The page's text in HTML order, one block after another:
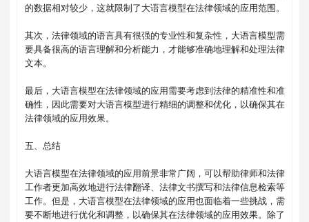
的数据相对较少，这就限制了大语言模型在法律领域的应用范围。
其次，法律领域的语言具有很强的专业性和复杂性，大语言模型需
要具备很高的语言理解和分析能力，才能够准确地理解和处理法律
文本。
最后，大语言模型在法律领域的应用需要考虑到法律的精准性和准
确性，因此需要对大语言模型进行精细的调整和优化，以确保其在
法律领域的应用效果。
五、总结
大语言模型在法律领域的应用前景非常广阔，可以帮助律师和法律
工作者更加高效地进行法律翻译、法律文书撰写和法律信息检索等
工作。但是，大语言模型在法律领域的应用也面临着一些挑战，需
要不断地进行优化和调整，以确保其在法律领域的应用效果。除了